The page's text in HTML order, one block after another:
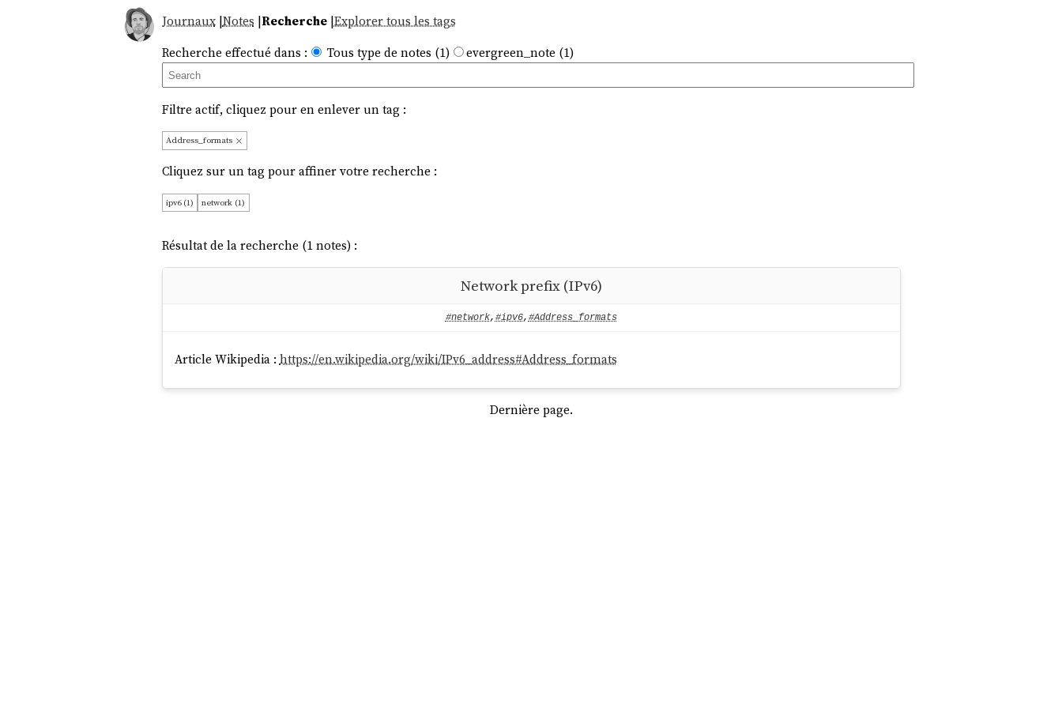
Journaux|Notes |Recherche|Explorer tous les tags
Recherche effectué dans :
Tous type de notes (1) evergreen_note (1)
Filtre actif, cliquez pour en enlever un tag :
Address_formats
Cliquez sur un tag pour affiner votre recherche :
ipv6 (1) network (1)
Résultat de la recherche (1 notes) :
Network prefix (IPv6)
#network, #ipv6, #Address_formats
Article Wikipedia :https://en.wikipedia.org/wiki/IPv6_address#Address_formats
Dernière page.